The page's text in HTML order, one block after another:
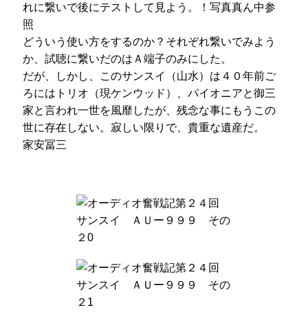
れに繋いで後にテストして見よう。！写真真ん中参
照
どういう使い方をするのか？それぞれ繋いでみよう
か、試聴に繋いだのはＡ端子のみにした。
だが、しかし、このサンスイ（山水）は４０年前ご
ろにはトリオ（現ケンウッド）、パイオニアと御三
家と言われ一世を風靡したが、残念な事にもうこの
世に存在しない。寂しい限りで、貴重な遺産だ。
家安冨三